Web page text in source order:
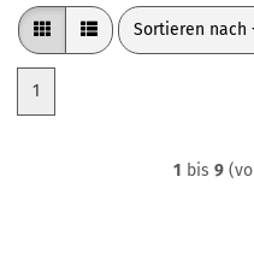
Sortieren nach
Sortieren nach
1
1 bis 9